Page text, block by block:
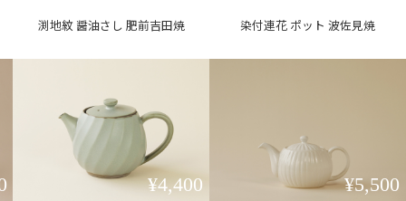
渕地紋 醤油さし 肥前吉田焼 染付連花 ポット 波佐見焼
¥4,400 ¥5,500